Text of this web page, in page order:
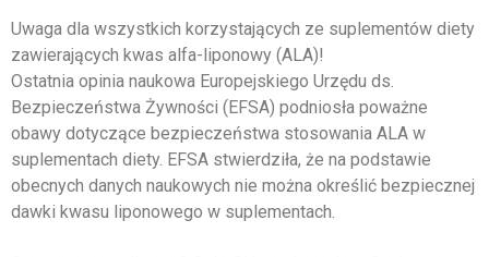
Uwaga dla wszystkich korzystających ze suplementów diety
zawierających kwas alfa-liponowy (ALA)!
Ostatnia opinia naukowa Europejskiego Urzędu ds.
Bezpieczeństwa Żywności (EFSA) podniosła poważne
obawy dotyczące bezpieczeństwa stosowania ALA w
suplementach diety. EFSA stwierdziła, że na podstawie
obecnych danych naukowych nie można określić bezpiecznej
dawki kwasu liponowego w suplementach.